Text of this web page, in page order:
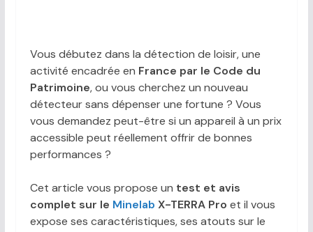
Vous débutez dans la détection de loisir, une
activité encadrée en France par le Code du
Patrimoine, ou vous cherchez un nouveau
détecteur sans dépenser une fortune ? Vous
vous demandez peut-être si un appareil à un prix
accessible peut réellement offrir de bonnes
performances ?
Cet article vous propose un test et avis
complet sur le Minelab X-TERRA Pro et il vous
expose ses caractéristiques, ses atouts sur le